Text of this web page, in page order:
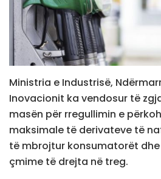
Ministria e Industrisë,
Inovacionit ka vendosur të
masën për rregullimin e
maksimale të derivateve të
të mbrojtur konsumatorët
çmime të drejta në treg.